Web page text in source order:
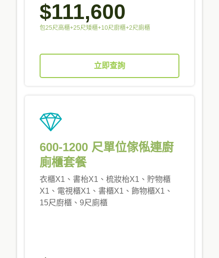
$111,600
包25尺高櫃+25尺矮櫃+10尺廚櫃+2尺廁櫃
立即查詢
600-1200 尺單位傢俬連廚
廁櫃套餐
衣櫃X1、書枱X1、梳妝枱X1、貯物櫃
X1、電視櫃X1、書櫃X1、飾物櫃X1、
15尺廚櫃、9尺廁櫃